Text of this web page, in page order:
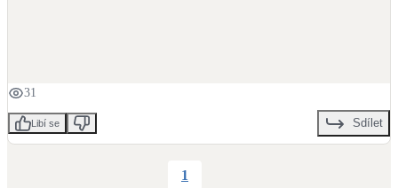
Větrné elektrárny
31
Libí se Sdílet
1